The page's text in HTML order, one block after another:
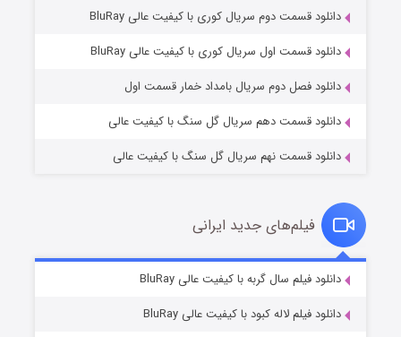
عملیات آپارتمان
قسمت۲ (زیرنویس) منتشر شد
قسمت۲ (زیرنویس) منتشر شد
دانلود قسمت دوم سریال کوری با کیفیت عالی BluRay
دانلود قسمت اول سریال کوری با کیفیت عالی BluRay
دانلود فصل دوم سریال بامداد خمار قسمت اول
دانلود قسمت دهم سریال گل سنگ با کیفیت عالی
دانلود قسمت نهم سریال گل سنگ با کیفیت عالی
فیلم‌های جدید ایرانی
دانلود فیلم سال گربه با کیفیت عالی BluRay
دانلود فیلم لاله کبود با کیفیت عالی BluRay